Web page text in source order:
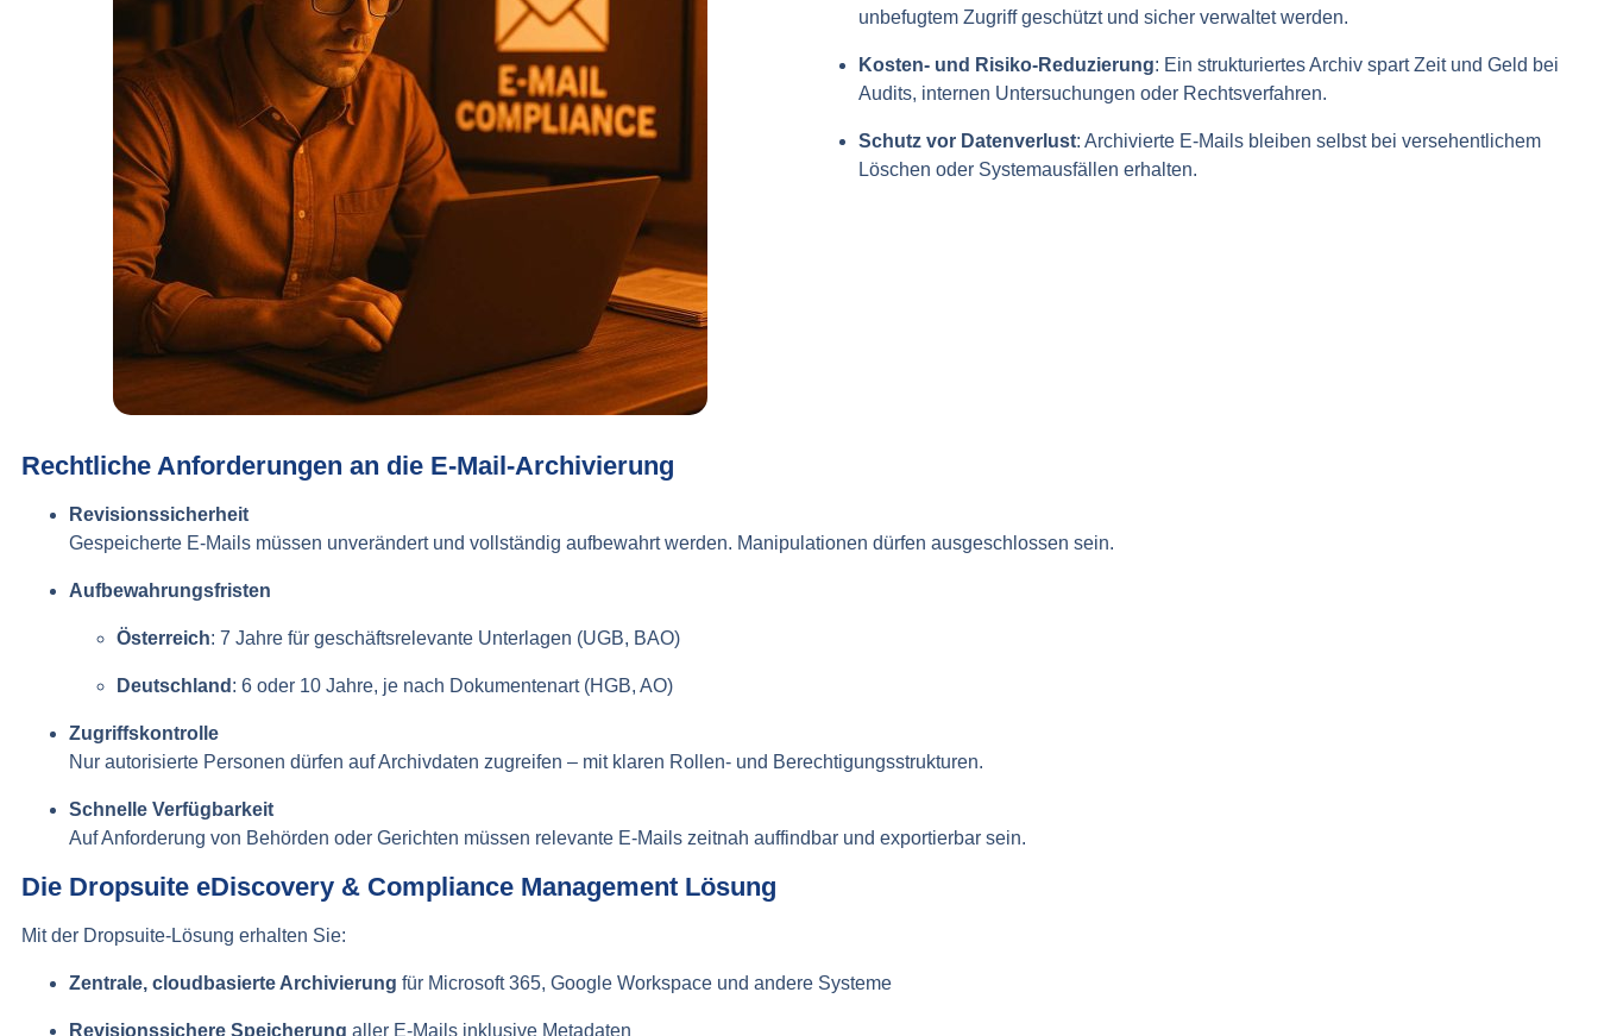
unbefugtem Zugriff geschützt und sicher verwaltet werden.
Kosten- und Risiko-Reduzierung: Ein strukturiertes Archiv spart Zeit und Geld bei
Audits, internen Untersuchungen oder Rechtsverfahren.
Schutz vor Datenverlust: Archivierte E-Mails bleiben selbst bei versehentlichem
Löschen oder Systemausfällen erhalten.
Rechtliche Anforderungen an die E-Mail-Archivierung
Revisionssicherheit
Gespeicherte E-Mails müssen unverändert und vollständig aufbewahrt werden. Manipulationen dürfen ausgeschlossen sein.
Aufbewahrungsfristen
Österreich: 7 Jahre für geschäftsrelevante Unterlagen (UGB, BAO)
Deutschland : 6 oder 10 Jahre, je nach Dokumentenart (HGB, AO)
Zugriffskontrolle
Nur autorisierte Personen dürfen auf Archivdaten zugreifen – mit klaren Rollen- und Berechtigungsstrukturen.
Schnelle Verfügbarkeit
Auf Anforderung von Behörden oder Gerichten müssen relevante E-Mails zeitnah auffindbar und exportierbar sein.
Die Dropsuite eDiscovery & Compliance Management Lösung
Mit der Dropsuite-Lösung erhalten Sie:
Zentrale, cloudbasierte Archivierung für Microsoft 365, Google Workspace und andere Systeme
Revisionssichere Speicherung aller E-Mails inklusive Metadaten